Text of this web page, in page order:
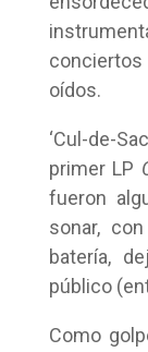
oídos.
‘Cul-de-
primer LP
fueron
sonar,
batería,
público
Como